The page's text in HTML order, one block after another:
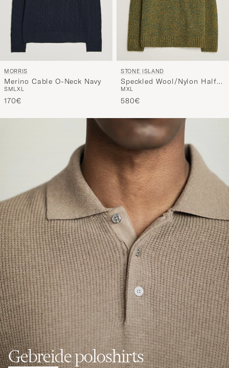
MORRIS
Merino Cable O-Neck Navy
SMLXL
170€
STONE ISLAND
Speckled Wool/Nylon Half
Zip Dark Green Melange
MXL
580€
Gebreide poloshirts